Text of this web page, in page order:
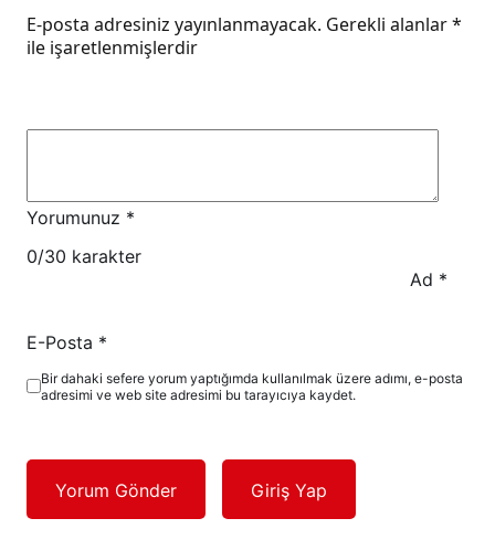
E-posta adresiniz yayınlanmayacak. Gerekli alanlar*
ile işaretlenmişlerdir
Yorumunuz *
0/30 karakter
Ad *
E-Posta *
Bir dahaki sefere yorum yaptığımda kullanılmak üzere adımı, e-posta
adresimi ve web site adresimi bu tarayıcıya kaydet.
Yorum Gönder Giriş Yap